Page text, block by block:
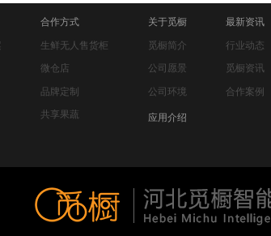
合作方式
生鲜无人售货柜
微仓店
品牌定制
共享果蔬
关于觅橱
觅橱简介
公司愿景
公司环境
最新资讯
行业动态
觅橱资讯
合作案例
应用介绍